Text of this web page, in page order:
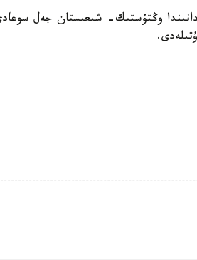
اۋدانىندا وڭتۇستىك- شىعىستان جەل